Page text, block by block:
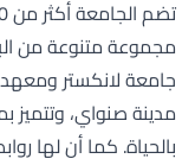
مجموعة متنوعة من
جامعة لانكستر
مدينة صنواي، وتتميز
بالحياة. كما أن لها